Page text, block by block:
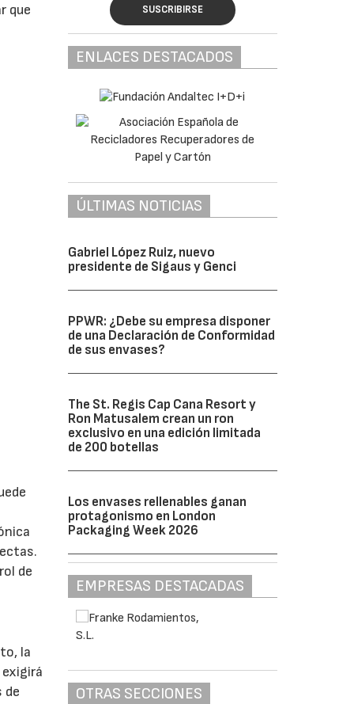
que
de
la
de
SUSCRIBIRSE
ENLACES DESTACADOS
ÚLTIMAS NOTICIAS
Gabriel López Ruiz, nuevo
presidente de Sigaus y Genci
PPWR: ¿Debe su empresa disponer
de una Declaración de Conformidad
de sus envases?
The St. Regis Cap Cana Resort y
Ron Matusalem crean un ron
exclusivo en una edición limitada
de 200 botellas
Los envases rellenables ganan
protagonismo en London
Packaging Week 2026
EMPRESAS DESTACADAS
OTRAS SECCIONES